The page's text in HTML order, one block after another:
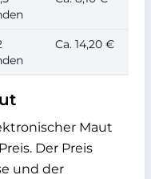
Ca. 14,20 €
Maut
Der Preis
und der